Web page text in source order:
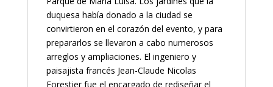
duquesa había donado a la ciudad se
convirtieron en el corazón del evento, y para
prepararlos se llevaron a cabo numerosos
arreglos y ampliaciones. El ingeniero y
paisajista francés Jean-Claude Nicolas
Forestier fue el encargado de rediseñar el